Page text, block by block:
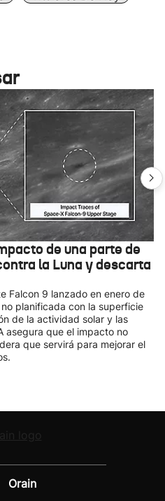
de una parte de
la Luna y descarta
Falcon 9 lanzado en enero de
planificada con la superficie
de la actividad solar y las
asegura que el impacto no
que servirá para mejorar el
Orain